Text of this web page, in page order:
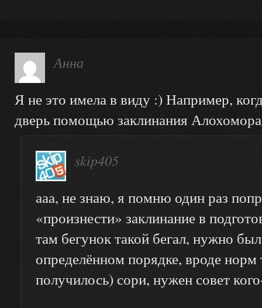
Анна
Я не это имела в виду :) Например,
дверь помощью заклинания
skip405
ааа, не знаю, я помню один раз
«произнести» заклинание в
там бегунок такой бегал, нужно
определённом порядке, вроде норм
получилось) сори, нужен совет